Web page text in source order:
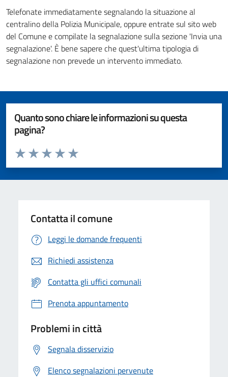
Telefonate immediatamente segnalando la situazione al
centralino della Polizia Municipale, oppure entrate sul sito web
del Comune e compilate la segnalazione sulla sezione 'Invia una
segnalazione'. È bene sapere che quest'ultima tipologia di
segnalazione non prevede un intervento immediato.
Quanto sono chiare le informazioni su questa
pagina?
Valuta da 1 a 5 stelle la pagina
Valuta 5 stelle su 5
Valuta 4 stelle su 5
Valuta 3 stelle su 5
Valuta 2 stelle su 5
Valuta 1 stelle su 5
Contatta il comune
Leggi le domande frequenti
Richiedi assistenza
Contatta gli uffici comunali
Prenota appuntamento
Problemi in città
Segnala disservizio
Elenco segnalazioni pervenute